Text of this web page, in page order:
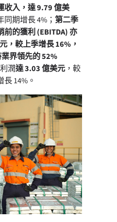
收入， 達9.79 億美
期增長 4%； 第二季
的獲利 (EBITDA) 亦
，較上季增長 16%，
界領先的 52%
潤達3.03 億美元，較
14%。